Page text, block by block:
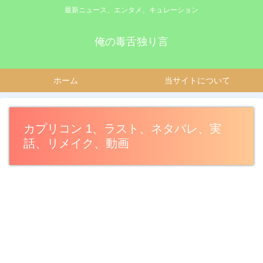
最新ニュース、エンタメ、キュレーション
俺の毒舌独り言
ホーム 当サイトについて
カプリコン 1、ラスト、ネタバレ、実
話、リメイク、動画